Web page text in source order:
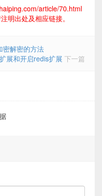
article/70.html
明出处及相应链接。
密解密的方法
展和开启redis扩展 下一篇